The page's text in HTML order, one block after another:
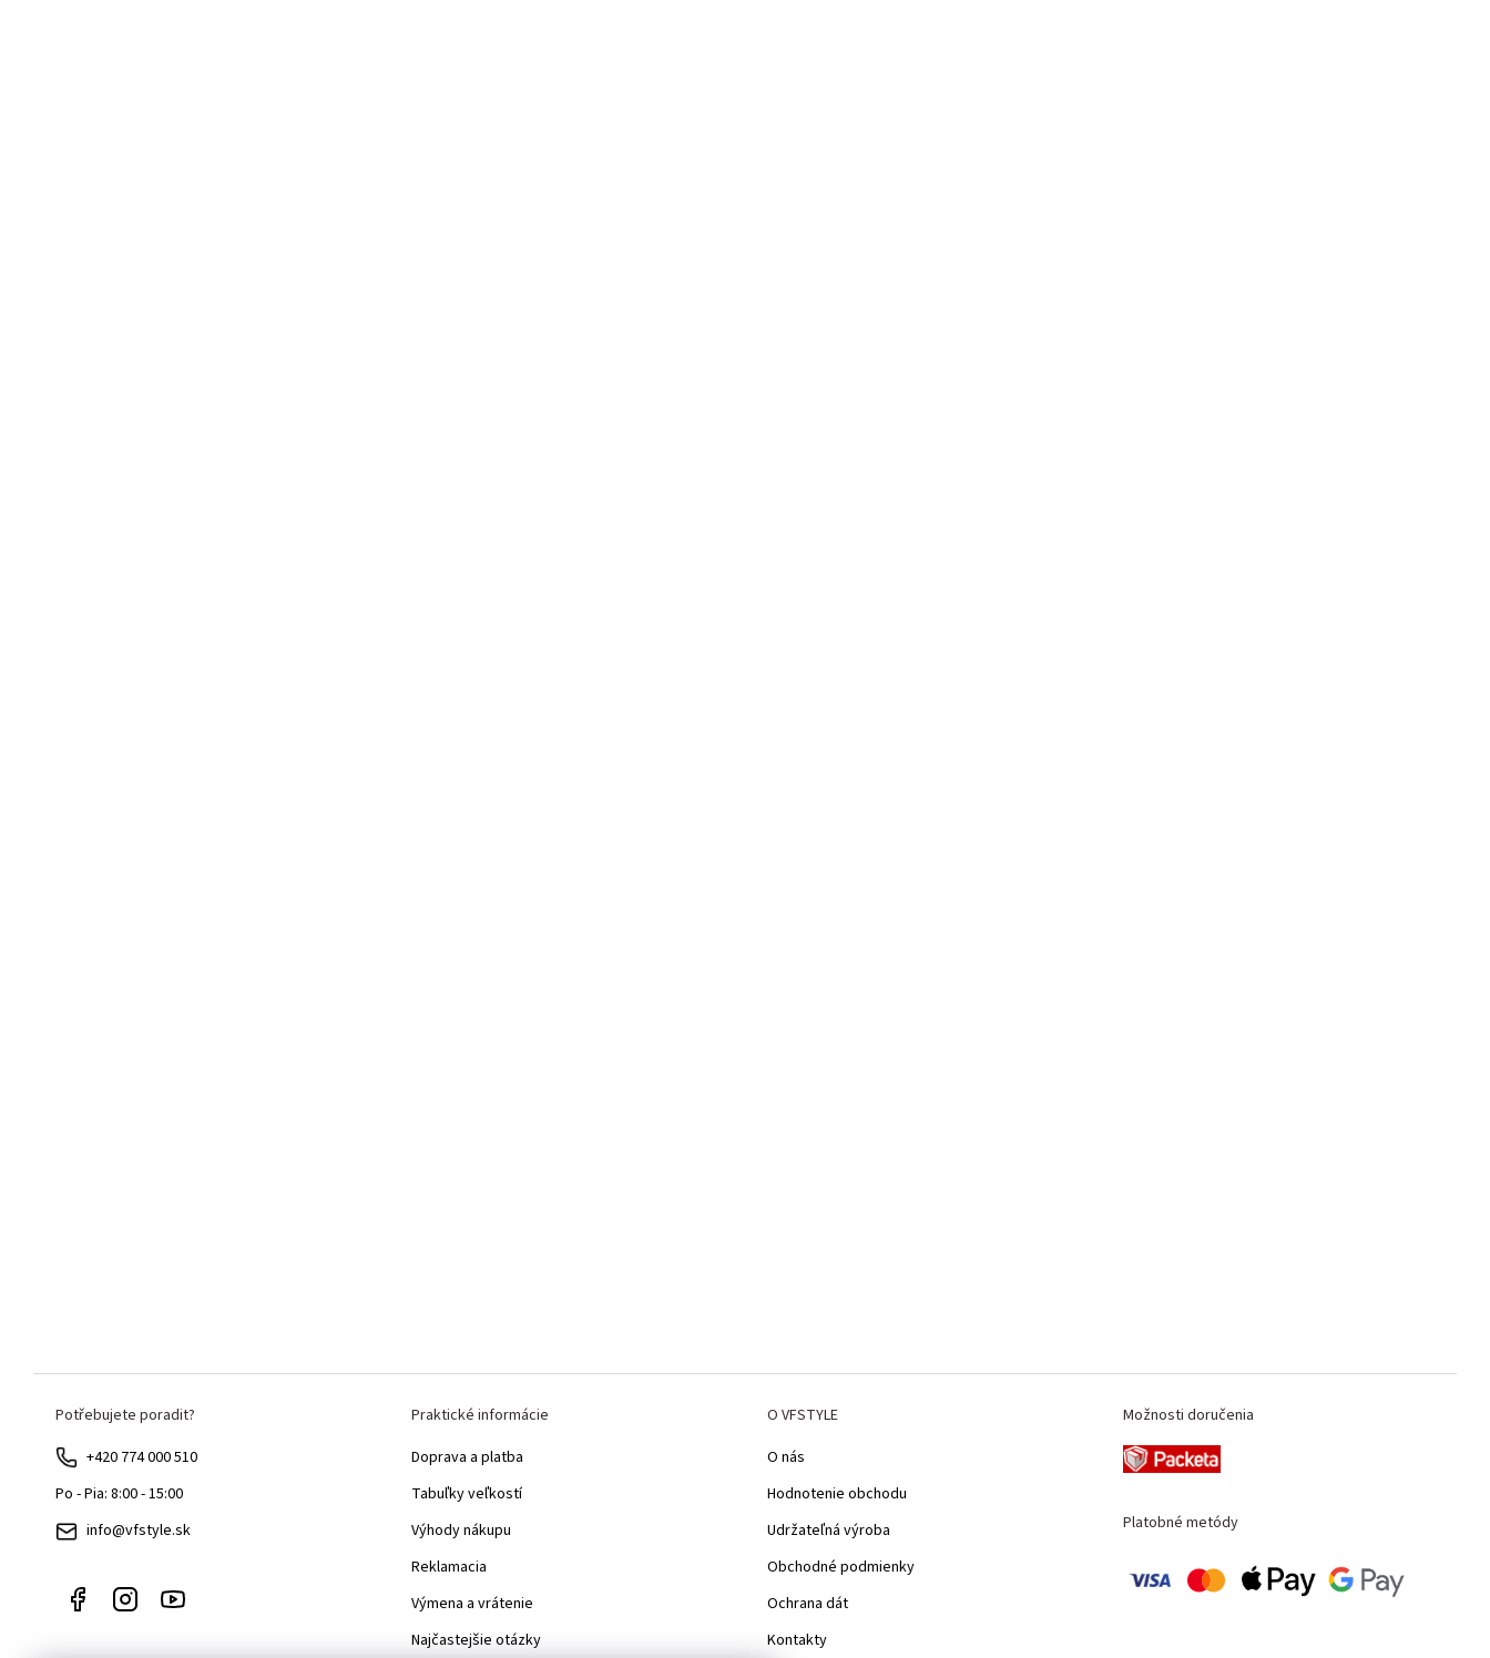
Potřebujete poradit?
+420 774 000 510
Po - Pia: 8:00 - 15:00
info@vfstyle.sk
Praktické informácie
Doprava a platba
Tabuľky veľkostí
Výhody nákupu
Reklamacia
Výmena a vrátenie
Najčastejšie otázky
O VFSTYLE
O nás
Hodnotenie obchodu
Udržateľná výroba
Obchodné podmienky
Ochrana dát
Kontakty
Možnosti doručenia
Platobné metódy